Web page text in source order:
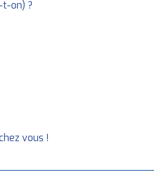
on) ?
vous !